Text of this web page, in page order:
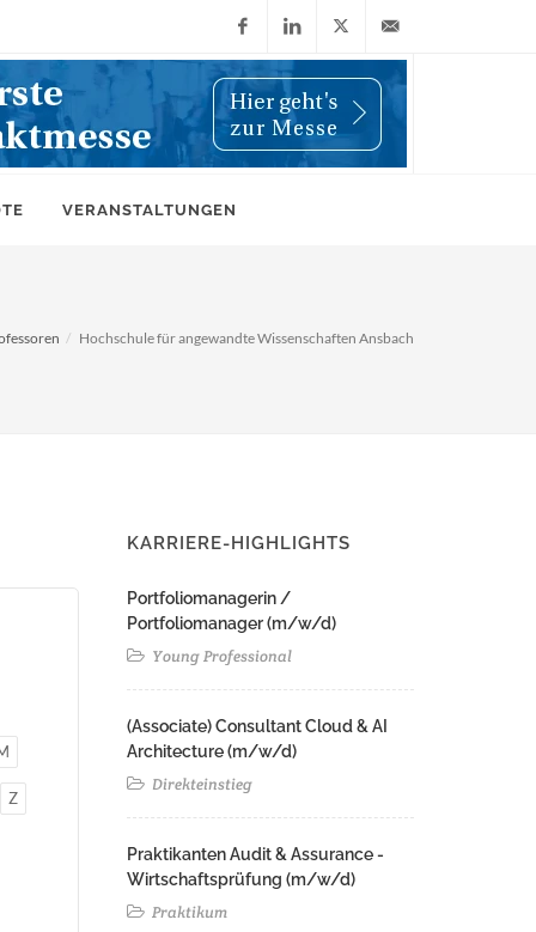
FacebookLinkedIn
X
(Twitter)
info@wiwi-
VERANSTALTUNGEN
Hochschule für angewandte Wissenschaften Ansbach
Z
KARRIERE-HIGHLIGHTS
Portfoliomanagerin /
Portfoliomanager (m/w/d)
Young Professional
(Associate) Consultant Cloud & AI
Architecture (m/w/d)​ ​
Direkteinstieg
Praktikanten Audit & Assurance -
Wirtschaftsprüfung (m/w/d)
Praktikum